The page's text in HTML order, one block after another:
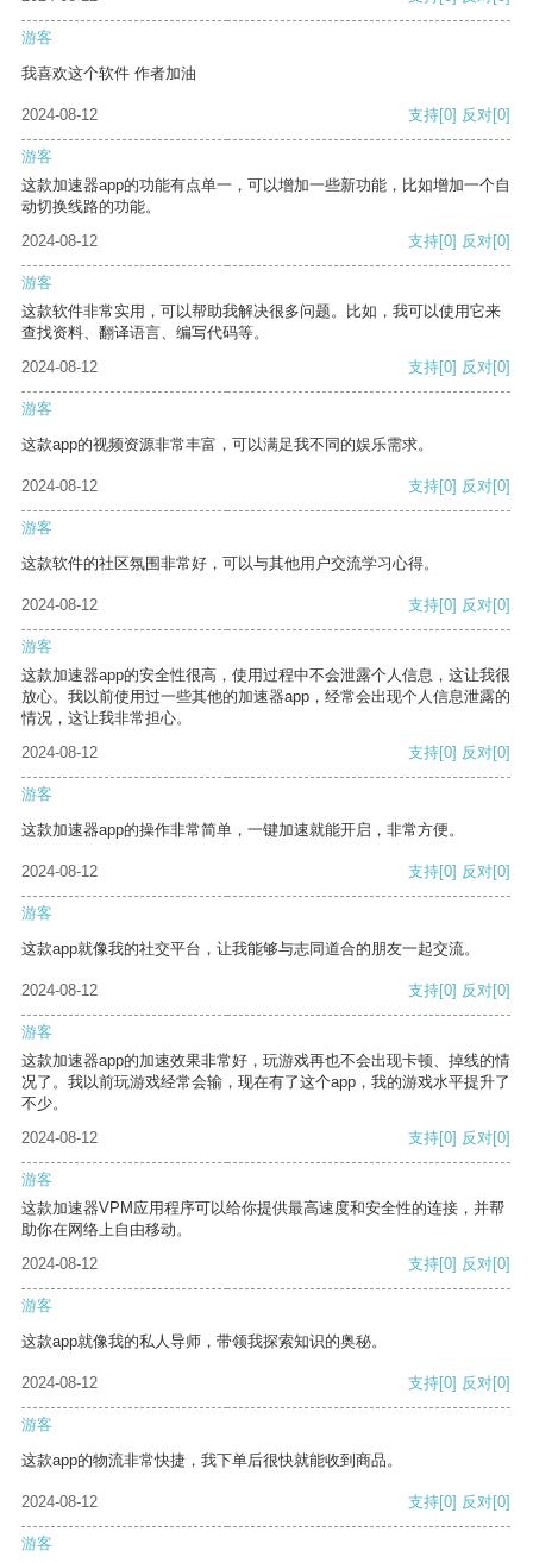
游客
我喜欢这个软件 作者加油
2024-08-12 支持[0] 反对[0]
游客
这款加速器app的功能有点单一，可以增加一些新功能，比如增加一个自
动切换线路的功能。
2024-08-12
支持[0] 反对[0]
游客
这款软件非常实用，可以帮助我解决很多问题。比如，我可以使用它来
查找资料、翻译语言、编写代码等。
2024-08-12
支持[0] 反对[0]
游客
这款app的视频资源非常丰富，可以满足我不同的娱乐需求。
2024-08-12 支持[0] 反对[0]
游客
这款软件的社区氛围非常好，可以与其他用户交流学习心得。
2024-08-12 支持[0] 反对[0]
游客
这款加速器app的安全性很高，使用过程中不会泄露个人信息，这让我很
放心。我以前使用过一些其他的加速器app，经常会出现个人信息泄露的
情况，这让我非常担心。
2024-08-12
支持[0] 反对[0]
游客
这款加速器app的操作非常简单，一键加速就能开启，非常方便。
2024-08-12 支持[0] 反对[0]
游客
这款app就像我的社交平台，让我能够与志同道合的朋友一起交流。
2024-08-12 支持[0] 反对[0]
游客
这款加速器app的加速效果非常好，玩游戏再也不会出现卡顿、掉线的情
况了。我以前玩游戏经常会输，现在有了这个app，我的游戏水平提升了
不少。
2024-08-12
支持[0] 反对[0]
游客
这款加速器VPM应用程序可以给你提供最高速度和安全性的连接，并帮
助你在网络上自由移动。
2024-08-12
支持[0] 反对[0]
游客
这款app就像我的私人导师，带领我探索知识的奥秘。
2024-08-12 支持[0] 反对[0]
游客
这款app的物流非常快捷，我下单后很快就能收到商品。
2024-08-12 支持[0] 反对[0]
游客